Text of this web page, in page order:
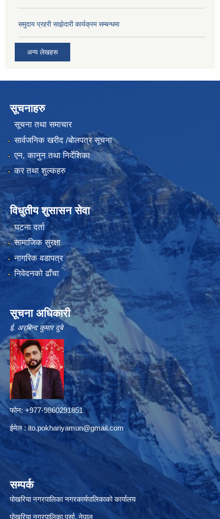
समुदाय प्रहरी साझेदारी कार्यक्रम सम्बन्धमा
अन्य लेखहरू
सूचनाहरु
सूचना तथा समाचार
सार्वजनिक खरीद /बोलपत्र सूचना
एन, कानुन तथा निर्देशिका
कर तथा शुल्कहरु
विधुतीय शुसासन सेवा
घटना दर्ता
सामाजिक सुरक्षा
नागरिक वडापत्र
निवेदनको ढाँचा
सूचना अधिकारी
ई. अरबिन्द कुमार दुबे
फोन: +977-9860291851
ईमेल :ito.pokhariyamun@gmail.com
सम्पर्क
पोखरिया नगरपालिका नगरकार्यपालिकाको कार्यालय
पोखरिया नगरपालिका,पर्सा, नेपाल